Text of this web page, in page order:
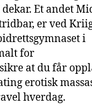
Et andet
er ved
i
for
at du får
erotisk
hverdag.